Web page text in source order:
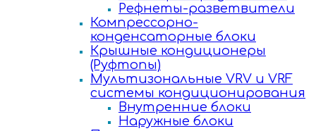
Рефнеты-разветвители
Компрессорно-
конденсаторные блоки
Крышные кондиционеры
(Руфтопы)
Мультизональные VRV и VRF
системы кондиционирования
Внутренние блоки
Наружные блоки